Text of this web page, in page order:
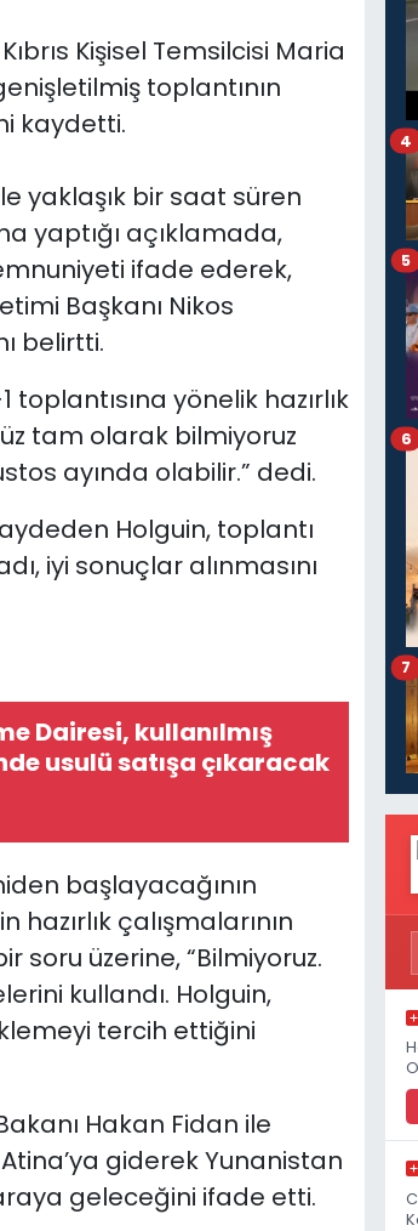
Kişisel Temsilcisi Maria
toplantının
kaydetti.
yaklaşık bir saat süren
yaptığı açıklamada,
ifade ederek,
Başkanı Nikos
belirtti.
yönelik hazırlık
tam olarak bilmiyoruz
ayında olabilir.” dedi.
Holguin, toplantı
iyi sonuçlar alınmasını
Dairesi, kullanılmış
usulü satışa çıkaracak
başlayacağının
çalışmalarının
soru üzerine, “Bilmiyoruz.
kullandı. Holguin,
tercih ettiğini
Hakan Fidan ile
giderek Yunanistan
geleceğini ifade etti.
4
5
6
7